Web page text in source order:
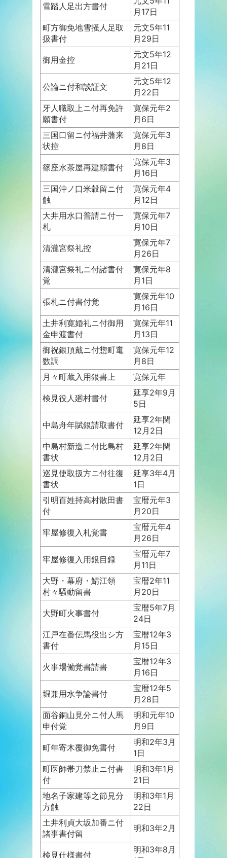
雪踏人足出方書付
月17日
町方御免地雪掻人足取
扱書付
元文5年11
月29日
御用金控
元文5年12
月21日
公論ニ付和談証文
元文5年12
月22日
牙人職取上ニ付再免許
願書付
寛保元年2
月6日
三国口留ニ付福井藩来
状控
寛保元年3
月8日
篠座水茶屋再建願書付
寛保元年3
月16日
三国沖ノ口米穀留ニ付
触
寛保元年4
月12日
大井用水口普請ニ付一
札
寛保元年7
月10日
清瀧宮祭礼控
寛保元年7
月26日
清瀧宮祭礼ニ付諸書付
覚
寛保元年8
月1日
張札ニ付書付覚
寛保元年10
月16日
土井利寛婚礼ニ付御用
金申渡書付
寛保元年11
月13日
御祝銀頂戴ニ付惣町竃
数調
寛保元年12
月8日
月々町蔵入用銀書上
寛保元年
検見役人廻村書付
延享2年9月
5日
中島舟年賦銀請取書付
延享2年閏
12月2日
中島村新造ニ付比島村
書状
延享2年閏
12月2日
巡見使取扱方ニ付往復
書状
延享3年4月
1日
引明百姓持高村散田書
付
宝暦元年3
月20日
牢屋修復入札覚書
宝暦元年4
月26日
牢屋修復入用銀目録
宝暦元年7
月11日
大野・幕府・鯖江領
村々騒動留書
宝暦2年11
月20日
大野町火事書付
宝暦5年7月
24日
江戸在番伝馬役出シ方
書付
宝暦12年3
月15日
火事場働覚書請書
宝暦12年3
月16日
堀兼用水争論書付
宝暦12年5
月28日
面谷銅山見分ニ付人馬
申付覚
明和元年10
月9日
町年寄木覆御免書付
明和2年3月
1日
町医師帯刀禁止ニ付書
付
明和3年1月
21日
地名子家建等之節見分
方触
明和3年1月
22日
土井利貞大坂加番ニ付
諸事書付留
明和3年2月
検見仕様書付
明和3年8月